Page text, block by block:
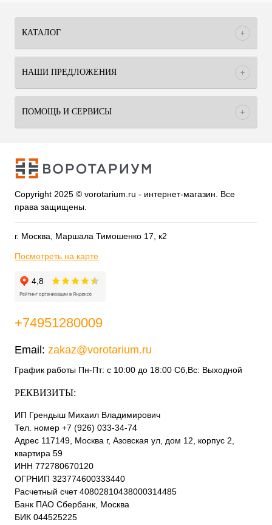
КАТАЛОГ
НАШИ ПРЕДЛОЖЕНИЯ
ПОМОЩЬ И СЕРВИСЫ
Copyright 2025 © vorotarium.ru - интернет-магазин. Все
права защищены.
г. Москва, Маршала Тимошенко 17, к2
Посмотреть на карте
+74951280009
Email: zakaz@vorotarium.ru
График работы Пн-Пт: с 10:00 до 18:00 Сб,Вс: Выходной
РЕКВИЗИТЫ:
ИП Грендыш Михаил Владимирович
Тел. номер +7 (926) 033-34-74
Адрес 117149, Москва г, Азовская ул, дом 12, корпус 2,
квартира 59
ИНН 772780670120
ОГРНИП 323774600333440
Расчетный счет 40802810438000314485
Банк ПАО Сбербанк, Москва
БИК 044525225